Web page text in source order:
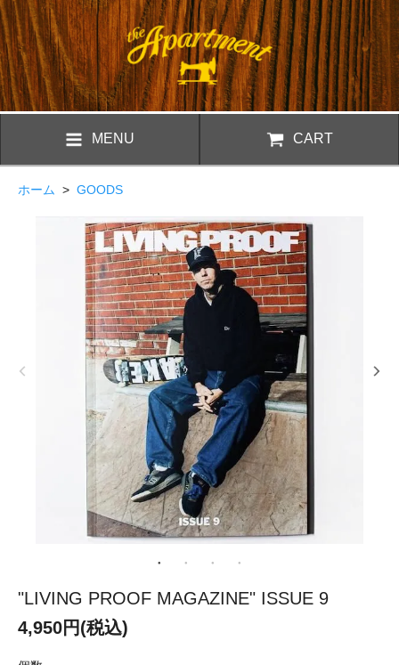
MENU CART
ホーム > GOODS
"LIVING PROOF MAGAZINE" ISSUE 9
4,950円(税込)